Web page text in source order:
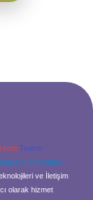
Teams:
@karabul
ve İletişim
olarak hizmet